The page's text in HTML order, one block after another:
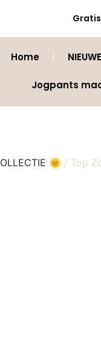
Home
Jogpants
🌞 / Top